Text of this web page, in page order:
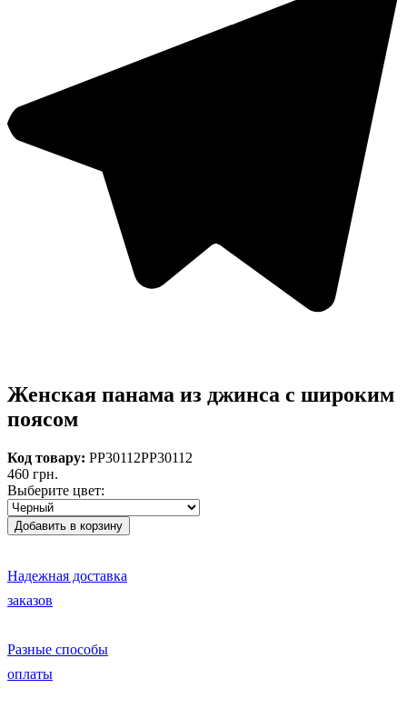
Женская панама из джинса с широким
поясом
Код товару: PP30112PP30112
460 грн.
Выберите цвет:
Надежная доставка
заказов
Разные способы
оплаты